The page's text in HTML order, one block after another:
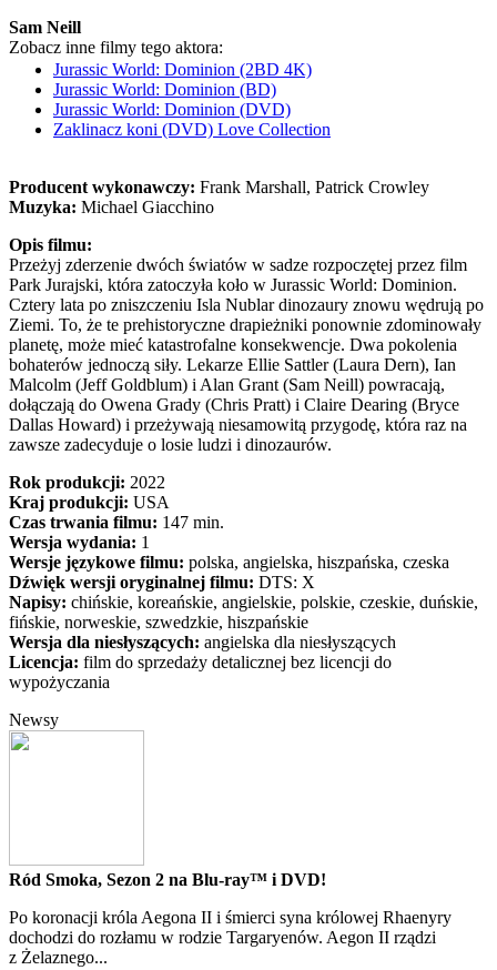
Sam Neill
Zobacz inne filmy tego aktora:
Jurassic World: Dominion (2BD 4K)
Jurassic World: Dominion (BD)
Jurassic World: Dominion (DVD)
Zaklinacz koni (DVD) Love Collection
Producent wykonawczy: Frank Marshall, Patrick Crowley
Muzyka: Michael Giacchino
Opis filmu:
Przeżyj zderzenie dwóch światów w sadze rozpoczętej przez film
Park Jurajski, która zatoczyła koło w Jurassic World: Dominion.
Cztery lata po zniszczeniu Isla Nublar dinozaury znowu wędrują po
Ziemi. To, że te prehistoryczne drapieżniki ponownie zdominowały
planetę, może mieć katastrofalne konsekwencje. Dwa pokolenia
bohaterów jednoczą siły. Lekarze Ellie Sattler (Laura Dern), Ian
Malcolm (Jeff Goldblum) i Alan Grant (Sam Neill) powracają,
dołączają do Owena Grady (Chris Pratt) i Claire Dearing (Bryce
Dallas Howard) i przeżywają niesamowitą przygodę, która raz na
zawsze zadecyduje o losie ludzi i dinozaurów.
Rok produkcji: 2022
Kraj produkcji: USA
Czas trwania filmu: 147 min.
Wersja wydania: 1
Wersje językowe filmu: polska, angielska, hiszpańska, czeska
Dźwięk wersji oryginalnej filmu: DTS: X
Napisy: chińskie, koreańskie, angielskie, polskie, czeskie, duńskie,
fińskie, norweskie, szwedzkie, hiszpańskie
Wersja dla niesłyszących: angielska dla niesłyszących
Licencja: film do sprzedaży detalicznej bez licencji do
wypożyczania
Newsy
Ród Smoka, Sezon 2 na Blu-ray™ i DVD!
Po koronacji króla Aegona II i śmierci syna królowej Rhaenyry
dochodzi do rozłamu w rodzie Targaryenów. Aegon II rządzi
z Żelaznego...